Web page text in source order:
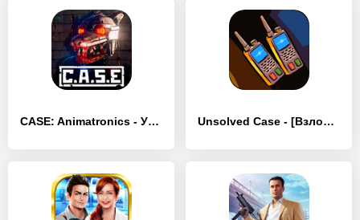
CASE: Animatronics - Ужасы - [Взлом/МОД Все открыто] Unsolved Case - [Взлом/МОД Много денег]